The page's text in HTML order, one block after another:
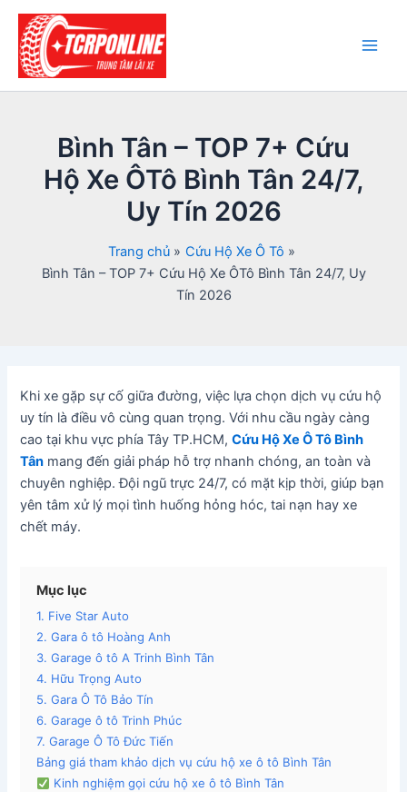
Nhảy
dung
Bình Tân – TOP 7+ Cứu
Hộ Xe ÔTô Bình Tân 24/7,
Uy Tín 2026
Trang chủ
Cứu Hộ Xe Ô Tô
Bình Tân – TOP 7+ Cứu Hộ Xe ÔTô Bình Tân 24/7, Uy
Tín 2026
Khi xe gặp sự cố giữa đường, việc lựa chọn dịch vụ cứu hộ
uy tín là điều vô cùng quan trọng. Với nhu cầu ngày càng
cao tại khu vực phía Tây TP.HCM,Cứu Hộ Xe Ô Tô Bình
Tân mang đến giải pháp hỗ trợ nhanh chóng, an toàn và
chuyên nghiệp. Đội ngũ trực 24/7, có mặt kịp thời, giúp bạn
yên tâm xử lý mọi tình huống hỏng hóc, tai nạn hay xe
chết máy.
Mục lục
1. Five Star Auto
2. Gara ô tô Hoàng Anh
3. Garage ô tô A Trinh Bình Tân
4. Hữu Trọng Auto
5. Gara Ô Tô Bảo Tín
6. Garage ô tô Trinh Phúc
7. Garage Ô Tô Đức Tiến
Bảng giá tham khảo dịch vụ cứu hộ xe ô tô Bình Tân
Kinh nghiệm gọi cứu hộ xe ô tô Bình Tân